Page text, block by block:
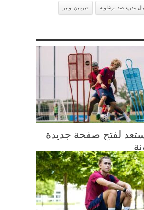
مدريد ضد برشلونة فيرمين لوبيز
لفتح صفحة جديدة